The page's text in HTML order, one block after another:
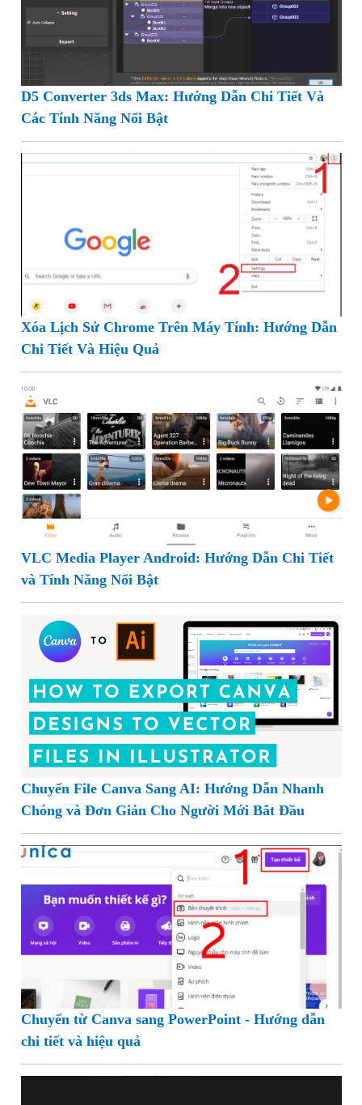
D5 Converter 3ds Max: Hướng Dẫn Chi Tiết Và
Các Tính Năng Nổi Bật
Xóa Lịch Sử Chrome Trên Máy Tính: Hướng Dẫn
Chi Tiết Và Hiệu Quả
VLC Media Player Android: Hướng Dẫn Chi Tiết
và Tính Năng Nổi Bật
Chuyển File Canva Sang AI: Hướng Dẫn Nhanh
Chóng và Đơn Giản Cho Người Mới Bắt Đầu
Chuyển từ Canva sang PowerPoint - Hướng dẫn
chi tiết và hiệu quả